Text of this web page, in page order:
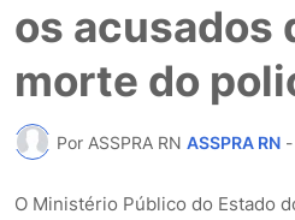
os acusados
morte do
Por ASSPRA RN ASSPRA RN -
O Ministério Público do Estado